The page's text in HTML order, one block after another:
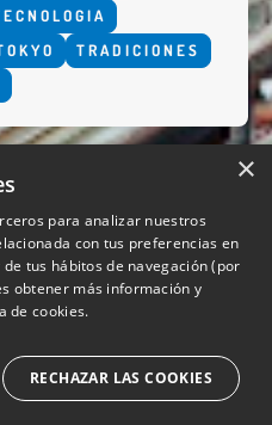
TRADICIONES
SOMOS
web Perosio
×
para analizar nuestros
con tus preferencias en
tus hábitos de navegación (por
obtener más información y
de cookies.
RECHAZAR LAS COOKIES